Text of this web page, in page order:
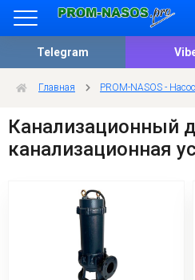
Telegram
Главная PROM-NASOS -
Канализационный
канализационная